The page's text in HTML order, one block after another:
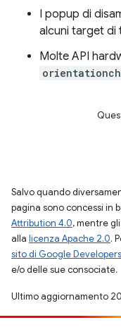
I popup di
alcuni target di
Molte API
Salvo quando
pagina sono concessi in
Attribution 4.0, mentre
alla licenza Apache 2.0.
sito di Google Developers
e/o delle sue consociate.
Ultimo aggiornamento